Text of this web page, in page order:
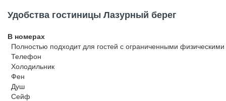
Удобства гостиницы Лазурный берег
В номерах
Полностью подходит для гостей с ограниченными
Телефон
Холодильник
Фен
Душ
Сейф